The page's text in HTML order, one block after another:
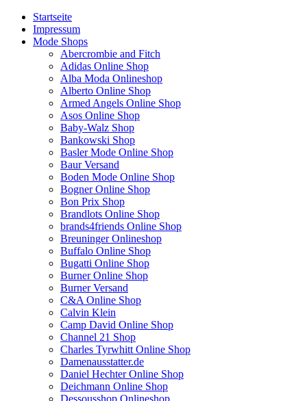
Startseite
Impressum
Mode Shops
Abercrombie and Fitch
Adidas Online Shop
Alba Moda Onlineshop
Alberto Online Shop
Armed Angels Online Shop
Asos Online Shop
Baby-Walz Shop
Bankowski Shop
Basler Mode Online Shop
Baur Versand
Boden Mode Online Shop
Bogner Online Shop
Bon Prix Shop
Brandlots Online Shop
brands4friends Online Shop
Breuninger Onlineshop
Buffalo Online Shop
Bugatti Online Shop
Burner Online Shop
Burner Versand
C&A Online Shop
Calvin Klein
Camp David Online Shop
Channel 21 Shop
Charles Tyrwhitt Online Shop
Damenausstatter.de
Daniel Hechter Online Shop
Deichmann Online Shop
Dessousshop Onlineshop